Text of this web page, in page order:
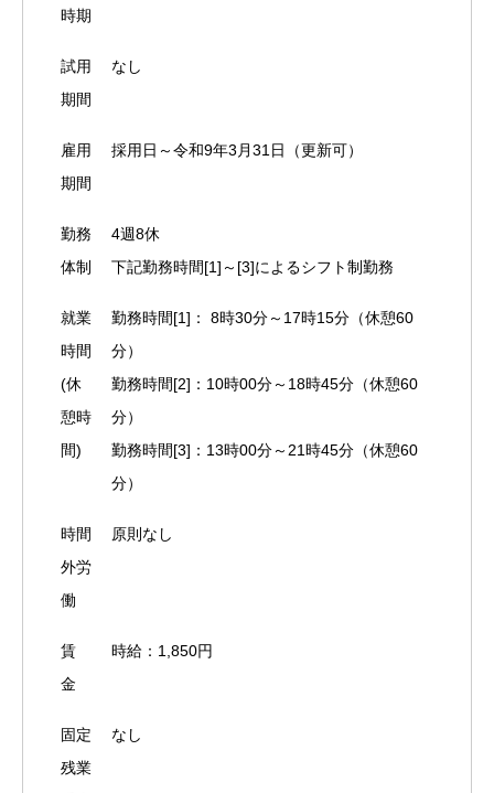
時期
試用
期間
なし
雇用
期間
採用日～令和9年3月31日（更新可）
勤務
体制
4週8休
下記勤務時間[1]～[3]によるシフト制勤務
就業
時間
(休
憩時
間)
勤務時間[1]： 8時30分～17時15分（休憩60
分）
勤務時間[2]：10時00分～18時45分（休憩60
分）
勤務時間[3]：13時00分～21時45分（休憩60
分）
時間
外労
働
原則なし
賃
金
時給：1,850円
固定
残業
なし